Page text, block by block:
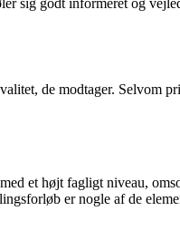
de modtager. Selvom
et højt fagligt niveau,
er nogle af de